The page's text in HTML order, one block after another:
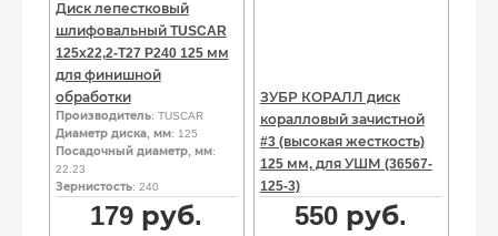
Диск лепестковый
шлифовальный TUSCAR
125х22,2-T27 P240 125 мм
для финишной
обработки
Производитель: TUSCAR
Диаметр диска, мм: 125
Посадочный диаметр, мм:
22.23
Зернистость: 240
179 руб.
ЗУБР КОРАЛЛ диск
коралловый зачистной
#3 (высокая жесткость)
125 мм, для УШМ (36567-
125-3)
550 руб.